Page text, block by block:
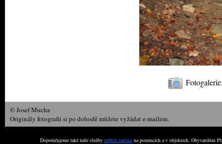
© Josef Mucha
Originály fotografií si po dohodě můžete vyžádat e-mailem.
Doporučujeme také naše služby měření radonu na pozemcích a v objektech. Obyvatelům